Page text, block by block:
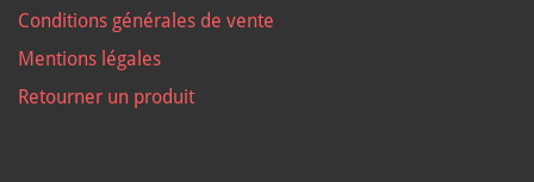
Conditions générales de vente
Mentions légales
Retourner un produit